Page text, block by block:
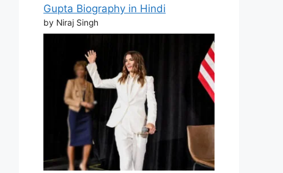
Gupta Biography in Hindi
by Niraj Singh